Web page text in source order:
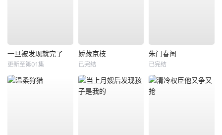
一旦被发现就完了
更新至第01集
娇藏京枝
已完结
朱门春闺
已完结